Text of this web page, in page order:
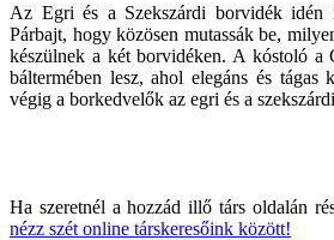
Az Egri és a Szekszárdi borvidék idén
Párbajt, hogy közösen mutassák be,
készülnek a két borvidéken. A kóstoló a
báltermében lesz, ahol elegáns és tágas
végig a borkedvelők az egri és a
Ha szeretnél a hozzád illő társ oldalán
nézz szét online társkeresőink között!